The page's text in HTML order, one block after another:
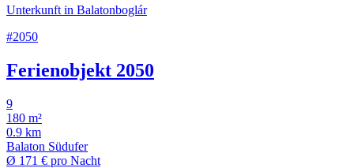
Unterkunft in Balatonboglár
#2050
Ferienobjekt 2050
9
180 m²
0.9 km
Balaton Südufer
Ø 171 € pro Nacht